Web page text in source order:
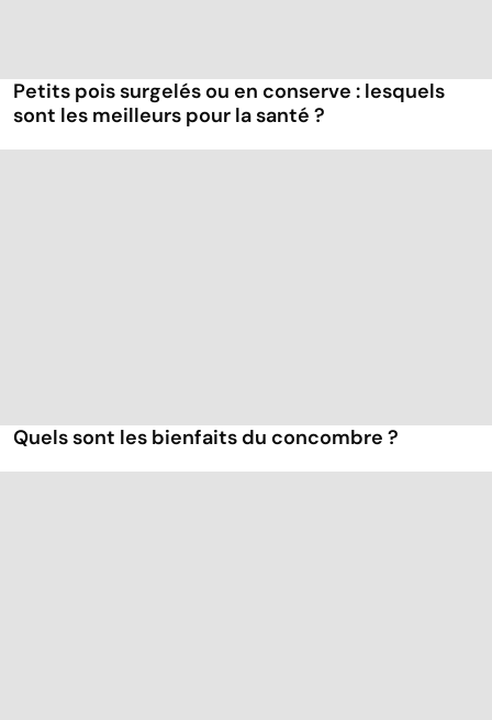
Petits pois surgelés ou en conserve : lesquels
sont les meilleurs pour la santé ?
Quels sont les bienfaits du concombre ?